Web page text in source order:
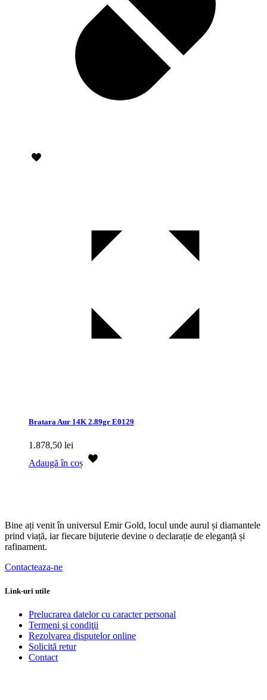
Bratara Aur 14K 2.89gr E0129
1.878,50 lei
Adaugă în coș
Bine ați venit în universul Emir Gold, locul unde aurul și diamantele
prind viață, iar fiecare bijuterie devine o declarație de eleganță și
rafinament.
Contacteaza-ne
Link-uri utile
Prelucrarea datelor cu caracter personal
Termeni şi condiţii
Rezolvarea disputelor online
Solicită retur
Contact